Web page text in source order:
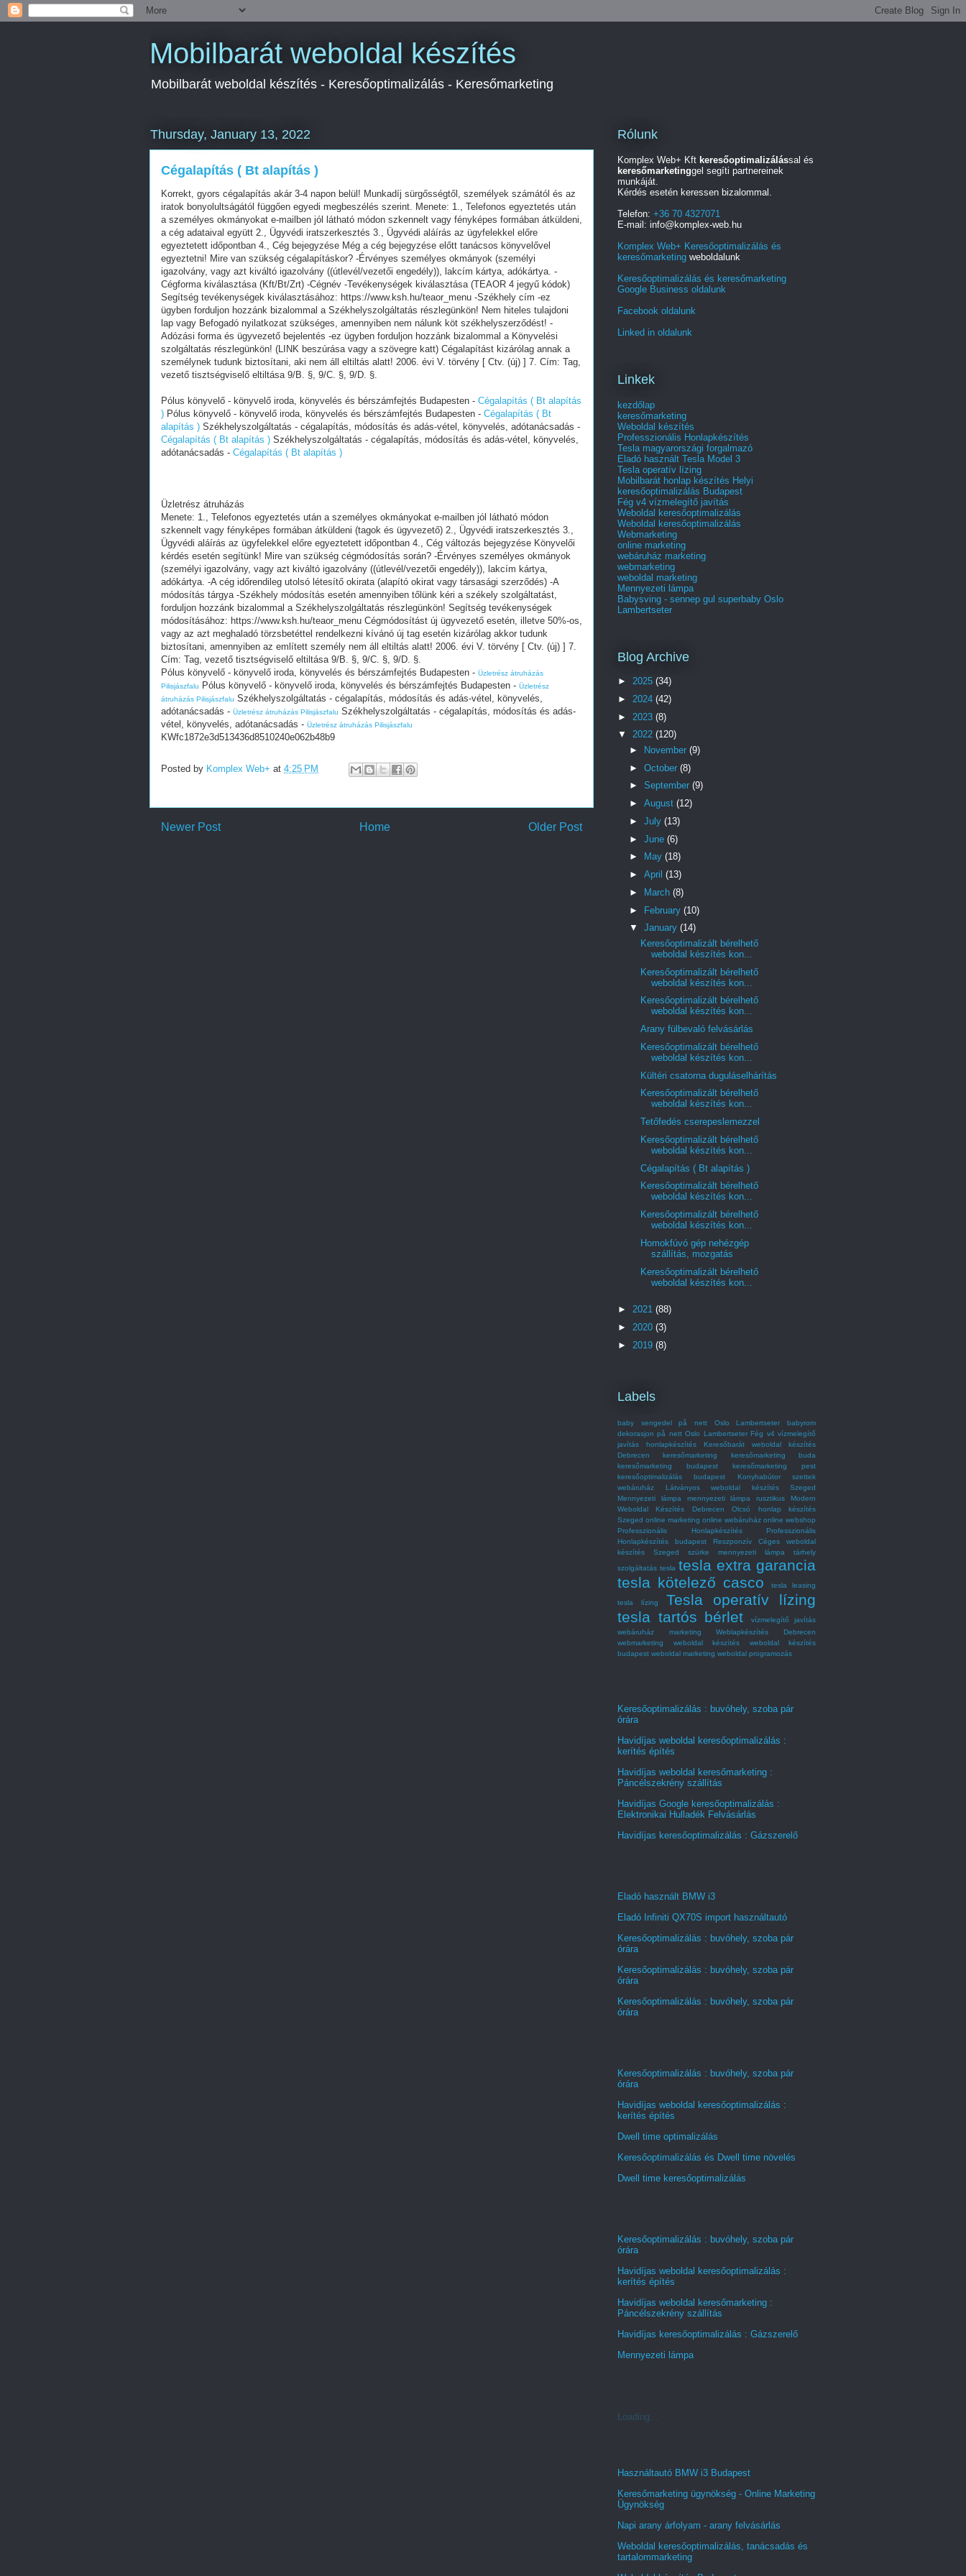
Mobilbarát weboldal készítés
Mobilbarát weboldal készítés - Keresőoptimalizálás - Keresőmarketing
Thursday, January 13, 2022
Cégalapítás ( Bt alapítás )
Korrekt, gyors cégalapítás akár 3-4 napon belül! Munkadíj sürgősségtől, személyek számától és az
iratok bonyolultságától függően egyedi megbeszélés szerint. Menete: 1., Telefonos egyeztetés után
a személyes okmányokat e-mailben jól látható módon szkennelt vagy fényképes formában átküldeni,
a cég adataival együtt 2., Ügyvédi iratszerkesztés 3., Ügyvédi aláírás az ügyfelekkel előre
egyeztetett időpontban 4., Cég bejegyzése Még a cég bejegyzése előtt tanácsos könyvelővel
egyeztetni! Mire van szükség cégalapításkor? -Érvényes személyes okmányok (személyi
igazolvány, vagy azt kiváltó igazolvány ((útlevél/vezetői engedély)), lakcím kártya, adókártya. -
Cégforma kiválasztása (Kft/Bt/Zrt) -Cégnév -Tevékenységek kiválasztása (TEAOR 4 jegyű kódok)
Segítség tevékenységek kiválasztásához: https://www.ksh.hu/teaor_menu -Székhely cím -ez
ügyben forduljon hozzánk bizalommal a Székhelyszolgáltatás részlegünkön! Nem hiteles tulajdoni
lap vagy Befogadó nyilatkozat szükséges, amennyiben nem nálunk köt székhelyszerződést! -
Adózási forma és ügyvezető bejelentés -ez ügyben forduljon hozzánk bizalommal a Könyvelési
szolgáltatás részlegünkön! (LINK beszúrása vagy a szövegre katt) Cégalapítást kizárólag annak a
személynek tudunk biztosítani, aki nem áll eltiltás alatt! 2006. évi V. törvény [ Ctv. (új) ] 7. Cím: Tag,
vezető tisztségviselő eltiltása 9/B. §, 9/C. §, 9/D. §.
Pólus könyvelő - könyvelő iroda, könyvelés és bérszámfejtés Budapesten - Cégalapítás ( Bt alapítás
) Pólus könyvelő - könyvelő iroda, könyvelés és bérszámfejtés Budapesten - Cégalapítás ( Bt
alapítás ) Székhelyszolgáltatás - cégalapítás, módosítás és adás-vétel, könyvelés, adótanácsadás -
Cégalapítás ( Bt alapítás ) Székhelyszolgáltatás - cégalapítás, módosítás és adás-vétel, könyvelés,
adótanácsadás - Cégalapítás ( Bt alapítás )
Üzletrész átruházás
Menete: 1., Telefonos egyeztetés után a személyes okmányokat e-mailben jól látható módon
szkennelt vagy fényképes formában átküldeni (tagok és ügyvezető) 2., Ügyvédi iratszerkesztés 3.,
Ügyvédi aláírás az ügyfelekkel előre egyeztetett időpontban 4., Cég változás bejegyzése Könyvelői
kérdés esetén segítünk! Mire van szükség cégmódosítás során? -Érvényes személyes okmányok
(személyi igazolvány, vagy azt kiváltó igazolvány ((útlevél/vezetői engedély)), lakcím kártya,
adókártya. -A cég időrendileg utolsó létesítő okirata (alapító okirat vagy társasági szerződés) -A
módosítás tárgya -Székhely módosítás esetén amennyiben tőlünk kéri a székely szolgáltatást,
forduljon hozzánk bizalommal a Székhelyszolgáltatás részlegünkön! Segítség tevékenységek
módosításához: https://www.ksh.hu/teaor_menu Cégmódosítást új ügyvezető esetén, illetve 50%-os,
vagy az azt meghaladó törzsbetéttel rendelkezni kívánó új tag esetén kizárólag akkor tudunk
biztosítani, amennyiben az említett személy nem áll eltiltás alatt! 2006. évi V. törvény [ Ctv. (új) ] 7.
Cím: Tag, vezető tisztségviselő eltiltása 9/B. §, 9/C. §, 9/D. §.
Pólus könyvelő - könyvelő iroda, könyvelés és bérszámfejtés Budapesten - Üzletrész átruházás
Pilisjászfalu
Pólus könyvelő - könyvelő iroda, könyvelés és bérszámfejtés Budapesten - Üzletrész
átruházás Pilisjászfalu Székhelyszolgáltatás - cégalapítás, módosítás és adás-vétel, könyvelés,
adótanácsadás - Üzletrész átruházás Pilisjászfalu Székhelyszolgáltatás - cégalapítás, módosítás és adás-
vétel, könyvelés, adótanácsadás - Üzletrész átruházás Pilisjászfalu
KWfc1872e3d513436d8510240e062b48b9
Posted by Komplex Web+ at 4:25 PM
Newer Post Older Post
Home
Rólunk
Komplex Web+ Kft keresőoptimalizálással és
keresőmarketinggel segíti partnereinek
munkáját.
Kérdés esetén keressen bizalommal.
Telefon: +36 70 4327071
E-mail: info@komplex-web.hu
Komplex Web+ Keresőoptimalizálás és
keresőmarketing weboldalunk
Keresőoptimalizálás és keresőmarketing
Google Business oldalunk
Facebook oldalunk
Linked in oldalunk
Linkek
kezdőlap
keresőmarketing
Weboldal készítés
Professzionális Honlapkészítés
Tesla magyarországi forgalmazó
Eladó használt Tesla Model 3
Tesla operatív lízing
Mobilbarát honlap készítés Helyi
keresőoptimalizálás Budapest
Fég v4 vízmelegítő javítás
Weboldal keresőoptimalizálás
Weboldal keresőoptimalizálás
Webmarketing
online marketing
webáruház marketing
webmarketing
weboldal marketing
Mennyezeti lámpa
Babysving - sennep gul superbaby Oslo
Lambertseter
Blog Archive
► 2025 (34)
► 2024 (42)
► 2023 (8)
▼ 2022 (120)
►
November (9)
► October (8)
► September (9)
► August (12)
► July (13)
► June (6)
►
May (18)
► April (13)
►
March (8)
► February (10)
▼ January (14)
Keresőoptimalizált bérelhető
weboldal készítés kon...
Keresőoptimalizált bérelhető
weboldal készítés kon...
Keresőoptimalizált bérelhető
weboldal készítés kon...
Arany fülbevaló felvásárlás
Keresőoptimalizált bérelhető
weboldal készítés kon...
Kültéri csatorna duguláselhárítás
Keresőoptimalizált bérelhető
weboldal készítés kon...
Tetőfedés cserepeslemezzel
Keresőoptimalizált bérelhető
weboldal készítés kon...
Cégalapítás ( Bt alapítás )
Keresőoptimalizált bérelhető
weboldal készítés kon...
Keresőoptimalizált bérelhető
weboldal készítés kon...
Homokfúvó gép nehézgép
szállítás, mozgatás
Keresőoptimalizált bérelhető
weboldal készítés kon...
► 2021 (88)
► 2020 (3)
► 2019 (8)
Labels
baby sengedel på nett Oslo Lambertseter
babyrom
dekorasjon på nett Oslo Lambertseter Fég v4 vízmelegítő
javítás
honlapkészítés
Keresőbarát weboldal készítés
Debrecen
keresőmarketing
keresőmarketing buda
keresőmarketing budapest
keresőmarketing pest
keresőoptimalizálás budapest
Konyhabútor szettek
webáruház
Látványos weboldal készítés Szeged
Mennyezeti lámpa
mennyezeti lámpa rusztikus
Modern
Weboldal Készítés Debrecen
Olcsó honlap készítés
Szeged online marketing online webáruház online webshop
Professzionális Honlapkészítés
Professzionális
Honlapkészítés budapest
Reszponzív Céges weboldal
készítés Szeged
szürke mennyezeti lámpa
tárhely
szolgáltatás tesla tesla extra garancia
tesla kötelező casco
tesla leasing
tesla lízing
Tesla operatív lízing
tesla tartós bérlet
vízmelegítő javítás
webáruház marketing
Weblapkészítés Debrecen
webmarketing
weboldal készítés
weboldal készítés
budapest weboldal marketing weboldal programozás
Keresőoptimalizálás : buvóhely, szoba pár
órára
Havidíjas weboldal keresőoptimalizálás :
kerítés építés
Havidíjas weboldal keresőmarketing :
Páncélszekrény szállítás
Havidíjas Google keresőoptimalizálás :
Elektronikai Hulladék Felvásárlás
Havidíjas keresőoptimalizálás : Gázszerelő
Eladó használt BMW i3
Eladó Infiniti QX70S import használtautó
Keresőoptimalizálás : buvóhely, szoba pár
órára
Keresőoptimalizálás : buvóhely, szoba pár
órára
Keresőoptimalizálás : buvóhely, szoba pár
órára
Keresőoptimalizálás : buvóhely, szoba pár
órára
Havidíjas weboldal keresőoptimalizálás :
kerítés építés
Dwell time optimalizálás
Keresőoptimalizálás és Dwell time növelés
Dwell time keresőoptimalizálás
Keresőoptimalizálás : buvóhely, szoba pár
órára
Havidíjas weboldal keresőoptimalizálás :
kerítés építés
Havidíjas weboldal keresőmarketing :
Páncélszekrény szállítás
Havidíjas keresőoptimalizálás : Gázszerelő
Mennyezeti lámpa
Loading...
Használtautó BMW i3 Budapest
Keresőmarketing ügynökség - Online Marketing
Ügynökség
Napi arany árfolyam - arany felvásárlás
Weboldal keresőoptimalizálás, tanácsadás és
tartalommarketing